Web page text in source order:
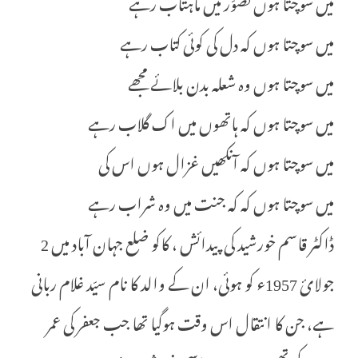
میں سوچتا ہوں کہ دل کی کوئی کتاب رہے
میں سوچتا ہوں وہ شعلہ بدن بلائے مجھے
میں سوچتا ہوں کہ ہاتھوں میں اک گلاب رہے
میں سوچتا ہوں کہ آنکھیں غزال ہوں اس کی
میں سوچتا ہوں کہ کہ جنت میں وہ شراب رہے
ڈاکٹر قاسم خورشید کی پیدائش ، کاکو ضلع جہان آباد میں 2
جولائ 1957ء کو ہوئی، ان کے والد کا نام سیّد غلام ربانی
ہے، جن کا انتقال اس وقت ہوگیا تھا جب جعفر کی عمر